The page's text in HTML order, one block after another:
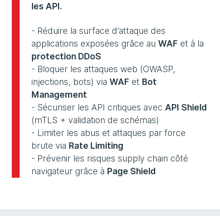
les API.
- Réduire la surface d’attaque des
applications exposées grâce au WAF et à la
protection DDoS
- Bloquer les attaques web (OWASP,
injections, bots) via WAF et Bot
Management
- Sécuriser les API critiques avec API Shield
(mTLS + validation de schémas)
- Limiter les abus et attaques par force
brute via Rate Limiting
- Prévenir les risques supply chain côté
navigateur grâce à Page Shield